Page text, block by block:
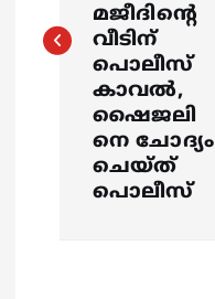
t
മജീദിൻ്റെ
വീടിന്
പൊലീസ്
കാവൽ,
ഷൈജലി
നെ ചോദ്യം
ചെയ്ത്
പൊലീസ്